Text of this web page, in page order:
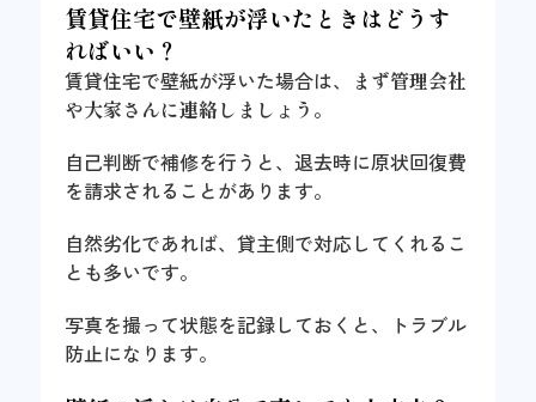
賃貸住宅で壁紙が浮いたときはどうす
ればいい？
賃貸住宅で壁紙が浮いた場合は、
まず管理会社
や大家さんに連絡しましょう 。
自己判断で補修を行うと、退去時に原状回復費
を請求されることがあります。
自然劣化であれば、貸主側で対応してくれるこ
とも多いです。
写真を撮って状態を記録しておくと、トラブル
防止になります。